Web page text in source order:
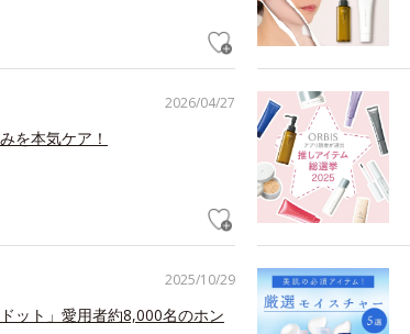
2026/04/27
を本気ケア！
2025/10/29
ット」愛用者約8,000名のホン